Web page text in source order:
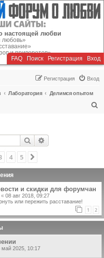
настоящей любви
и приворотов»
FAQ Поиск Регистрация Вход
Вход
Регистрация
Лаборатория
Делимся опытом
Поиск
4 5
и скидки для форумчан
« 08 авг 2018, 09:27
или пережить расставание!
1 2
май 2025, 10:17